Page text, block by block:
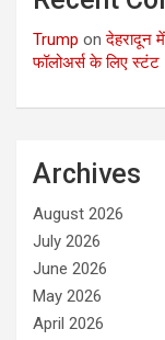
Trump onदेहरादून
फॉलोअर्स के लिए स्टंट
Archives
August 2026
July 2026
June 2026
May 2026
April 2026